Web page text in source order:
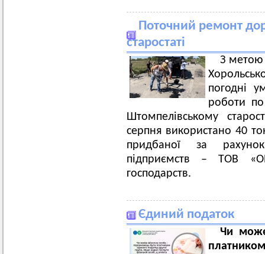
Поточний ремонт
старостаті
З метою
погодні
роботи по
Штомпелівському
серпня використано 40
придбаної за рахунок
підприємств – ТОВ
господарств.
Єдиний податок
Чи